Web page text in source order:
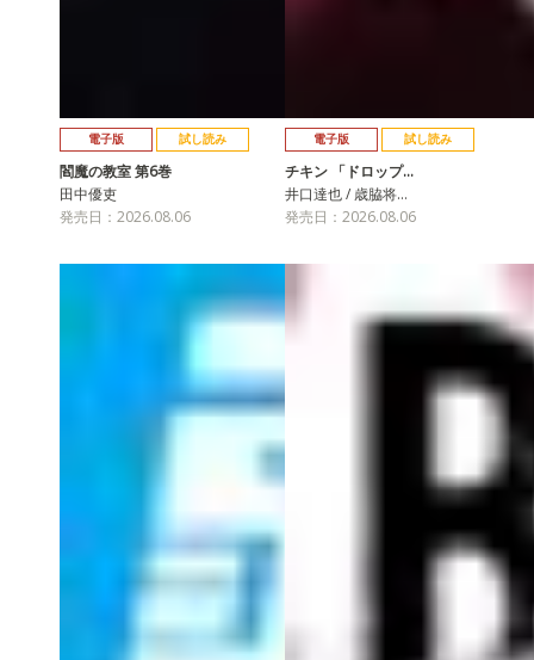
電子版 試し読み
閻魔の教室 第6巻
田中優吏
発売日：2026.08.06
電子版 試し読み
チキン 「ドロップ…
井口達也 / 歳脇将…
発売日：2026.08.06